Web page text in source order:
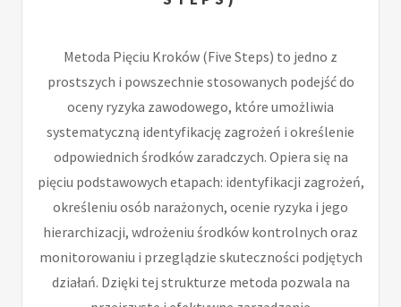
Metoda Pięciu Kroków (Five Steps) to jedno z
prostszych i powszechnie stosowanych podejść do
oceny ryzyka zawodowego, które umożliwia
systematyczną identyfikację zagrożeń i określenie
odpowiednich środków zaradczych. Opiera się na
pięciu podstawowych etapach: identyfikacji zagrożeń,
określeniu osób narażonych, ocenie ryzyka i jego
hierarchizacji, wdrożeniu środków kontrolnych oraz
monitorowaniu i przeglądzie skuteczności podjętych
działań. Dzięki tej strukturze metoda pozwala na